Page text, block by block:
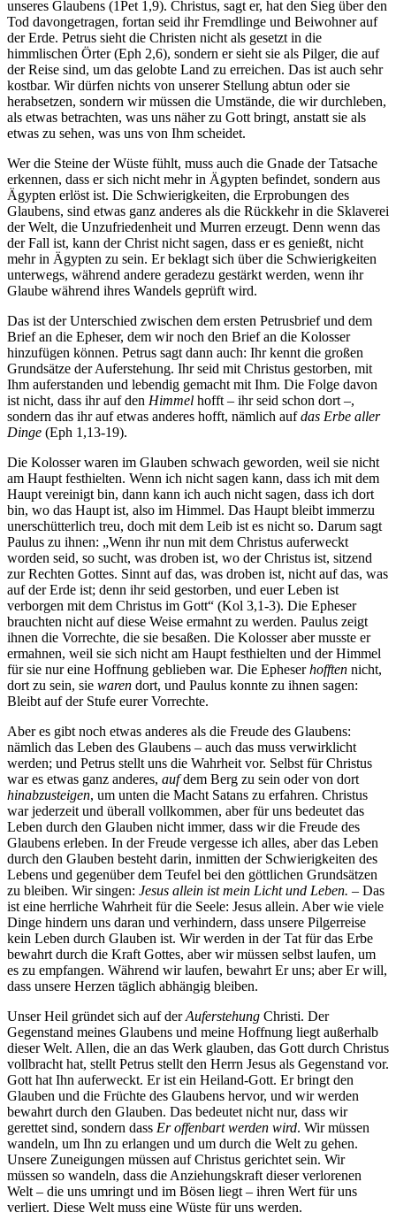
unseres Glaubens (1Pet 1,9). Christus, sagt er, hat den Sieg über den
Tod davongetragen, fortan seid ihr Fremdlinge und Beiwohner auf
der Erde. Petrus sieht die Christen nicht als gesetzt in die
himmlischen Örter (Eph 2,6), sondern er sieht sie als Pilger, die auf
der Reise sind, um das gelobte Land zu erreichen. Das ist auch sehr
kostbar. Wir dürfen nichts von unserer Stellung abtun oder sie
herabsetzen, sondern wir müssen die Umstände, die wir durchleben,
als etwas betrachten, was uns näher zu Gott bringt, anstatt sie als
etwas zu sehen, was uns von Ihm scheidet.
Wer die Steine der Wüste fühlt, muss auch die Gnade der Tatsache
erkennen, dass er sich nicht mehr in Ägypten befindet, sondern aus
Ägypten erlöst ist. Die Schwierigkeiten, die Erprobungen des
Glaubens, sind etwas ganz anderes als die Rückkehr in die Sklaverei
der Welt, die Unzufriedenheit und Murren erzeugt. Denn wenn das
der Fall ist, kann der Christ nicht sagen, dass er es genießt, nicht
mehr in Ägypten zu sein. Er beklagt sich über die Schwierigkeiten
unterwegs, während andere geradezu gestärkt werden, wenn ihr
Glaube während ihres Wandels geprüft wird.
Das ist der Unterschied zwischen dem ersten Petrusbrief und dem
Brief an die Epheser, dem wir noch den Brief an die Kolosser
hinzufügen können. Petrus sagt dann auch: Ihr kennt die großen
Grundsätze der Auferstehung. Ihr seid mit Christus gestorben, mit
Ihm auferstanden und lebendig gemacht mit Ihm. Die Folge davon
ist nicht, dass ihr auf den Himmel hofft – ihr seid schon dort –,
sondern das ihr auf etwas anderes hofft, nämlich aufdas Erbe aller
Dinge (Eph 1,13-19).
Die Kolosser waren im Glauben schwach geworden, weil sie nicht
am Haupt festhielten. Wenn ich nicht sagen kann, dass ich mit dem
Haupt vereinigt bin, dann kann ich auch nicht sagen, dass ich dort
bin, wo das Haupt ist, also im Himmel. Das Haupt bleibt immerzu
unerschütterlich treu, doch mit dem Leib ist es nicht so. Darum sagt
Paulus zu ihnen: „Wenn ihr nun mit dem Christus auferweckt
worden seid, so sucht, was droben ist, wo der Christus ist, sitzend
zur Rechten Gottes. Sinnt auf das, was droben ist, nicht auf das, was
auf der Erde ist; denn ihr seid gestorben, und euer Leben ist
verborgen mit dem Christus im Gott“ (Kol 3,1-3). Die Epheser
brauchten nicht auf diese Weise ermahnt zu werden. Paulus zeigt
ihnen die Vorrechte, die sie besaßen. Die Kolosser aber musste er
ermahnen, weil sie sich nicht am Haupt festhielten und der Himmel
für sie nur eine Hoffnung geblieben war. Die Epheserhofften nicht,
dort zu sein, sie waren dort, und Paulus konnte zu ihnen sagen:
Bleibt auf der Stufe eurer Vorrechte.
Aber es gibt noch etwas anderes als die Freude des Glaubens:
nämlich das Leben des Glaubens – auch das muss verwirklicht
werden; und Petrus stellt uns die Wahrheit vor. Selbst für Christus
war es etwas ganz anderes, aufdem Berg zu sein oder von dort
hinabzusteigen, um unten die Macht Satans zu erfahren. Christus
war jederzeit und überall vollkommen, aber für uns bedeutet das
Leben durch den Glauben nicht immer, dass wir die Freude des
Glaubens erleben. In der Freude vergesse ich alles, aber das Leben
durch den Glauben besteht darin, inmitten der Schwierigkeiten des
Lebens und gegenüber dem Teufel bei den göttlichen Grundsätzen
zu bleiben. Wir singen: Jesus allein ist mein Licht und Leben. – Das
ist eine herrliche Wahrheit für die Seele: Jesus allein. Aber wie viele
Dinge hindern uns daran und verhindern, dass unsere Pilgerreise
kein Leben durch Glauben ist. Wir werden in der Tat für das Erbe
bewahrt durch die Kraft Gottes, aber wir müssen selbst laufen, um
es zu empfangen. Während wir laufen, bewahrt Er uns; aber Er will,
dass unsere Herzen täglich abhängig bleiben.
Unser Heil gründet sich auf derAuferstehung Christi. Der
Gegenstand meines Glaubens und meine Hoffnung liegt außerhalb
dieser Welt. Allen, die an das Werk glauben, das Gott durch Christus
vollbracht hat, stellt Petrus stellt den Herrn Jesus als Gegenstand vor.
Gott hat Ihn auferweckt. Er ist ein Heiland-Gott. Er bringt den
Glauben und die Früchte des Glaubens hervor, und wir werden
bewahrt durch den Glauben. Das bedeutet nicht nur, dass wir
gerettet sind, sondern dass Er offenbart werden wird. Wir müssen
wandeln, um Ihn zu erlangen und um durch die Welt zu gehen.
Unsere Zuneigungen müssen auf Christus gerichtet sein. Wir
müssen so wandeln, dass die Anziehungskraft dieser verlorenen
Welt – die uns umringt und im Bösen liegt – ihren Wert für uns
verliert. Diese Welt muss eine Wüste für uns werden.